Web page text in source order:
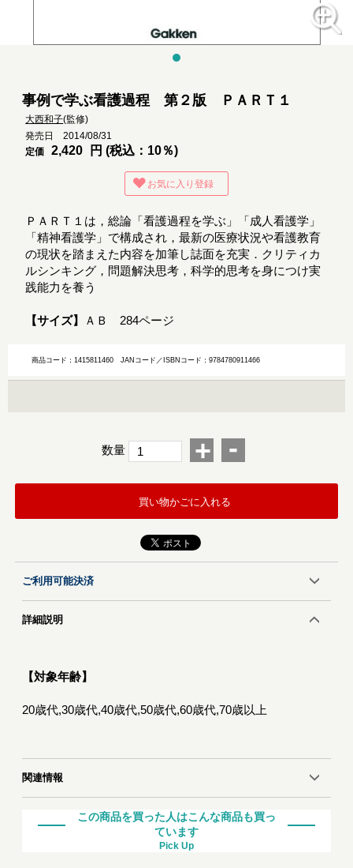
事例で学ぶ看護過程 第２版 ＰＡＲＴ１
大西和子(監修)
発売日 2014/08/31
定価
2,420 円 (税込：10％)
お気に入り登録
ＰＡＲＴ１は，総論「看護過程を学ぶ」「成人看護学」
「精神看護学」で構成され，最新の医療状況や看護教育
の現状を踏まえた内容を加筆し誌面を充実．クリティカ
ルシンキング，問題解決思考，科学的思考を身につけ実
践能力を養う
【サイズ】 ＡＢ 284ページ
商品コード：1415811460JANコード／ISBNコード：9784780911466
数量 + -
買い物かごに入れる
ご利用可能決済
詳細説明
【対象年齢】
20歳代,30歳代,40歳代,50歳代,60歳代,70歳以上
関連情報
この商品を買った人はこんな商品も買っ
ています
Pick Up